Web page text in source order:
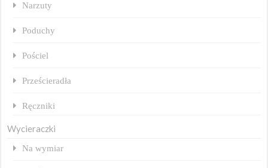
Narzuty
Poduchy
Pościel
Prześcieradła
Ręczniki
Wycieraczki
Na wymiar